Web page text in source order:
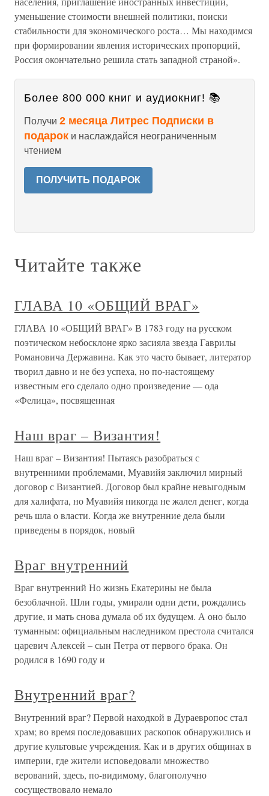
уменьшение стоимости внешней политики, поиски
стабильности для экономического роста… Мы находимся
при формировании явления исторических пропорций,
Россия окончательно решила стать западной страной».
Более 800 000 книг и аудиокниг! 📚
Получи 2 месяца Литрес Подписки в
подарок и наслаждайся неограниченным
чтением
ПОЛУЧИТЬ ПОДАРОК
Читайте также
ГЛАВА 10 «ОБЩИЙ ВРАГ»
ГЛАВА 10 «ОБЩИЙ ВРАГ» В 1783 году на русском
поэтическом небосклоне ярко засияла звезда Гаврилы
Романовича Державина. Как это часто бывает, литератор
творил давно и не без успеха, но по-настоящему
известным его сделало одно произведение — ода
«Фелица», посвященная
Наш враг – Византия!
Наш враг – Византия! Пытаясь разобраться с
внутренними проблемами, Муавийя заключил мирный
договор с Византией. Договор был крайне невыгодным
для халифата, но Муавийя никогда не жалел денег, когда
речь шла о власти. Когда же внутренние дела были
приведены в порядок, новый
Враг внутренний
Враг внутренний Но жизнь Екатерины не была
безоблачной. Шли годы, умирали одни дети, рождались
другие, и мать снова думала об их будущем. А оно было
туманным: официальным наследником престола считался
царевич Алексей – сын Петра от первого брака. Он
родился в 1690 году и
Внутренний враг?
Внутренний враг? Первой находкой в Дураевропос стал
храм; во время последовавших раскопок обнаружились и
другие культовые учреждения. Как и в других общинах в
империи, где жители исповедовали множество
верований, здесь, по-видимому, благополучно
сосуществовало немало